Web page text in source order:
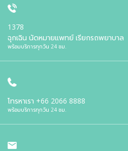
1378
ฉุกเฉิน นัดหมายแพทย์ เรียกรถพยาบาล
พร้อมบริการทุกวัน 24 ชม.
โทรหาเรา +66 2066 8888
พร้อมบริการทุกวัน 24 ชม.